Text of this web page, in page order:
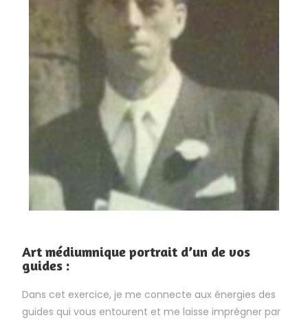
Art médiumnique portrait d’un de vos
guides :
Dans cet exercice, je me connecte aux énergies des
guides qui vous entourent et me laisse imprégner par